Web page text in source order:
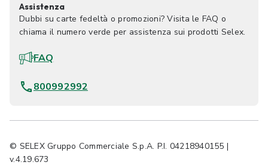
Assistenza
Dubbi su carte fedeltà o promozioni? Visita le FAQ o
chiama il numero verde per assistenza sui prodotti Selex.
FAQ
800992992
© SELEX Gruppo Commerciale S.p.A. P.I. 04218940155 |
v.4.19.673